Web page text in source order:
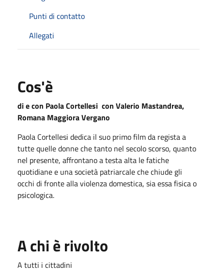
Punti di contatto
Allegati
Cos'è
di e con Paola Cortellesi con Valerio Mastandrea,
Romana Maggiora Vergano
Paola Cortellesi dedica il suo primo film da regista a
tutte quelle donne che tanto nel secolo scorso, quanto
nel presente, affrontano a testa alta le fatiche
quotidiane e una società patriarcale che chiude gli
occhi di fronte alla violenza domestica, sia essa fisica o
psicologica.
A chi è rivolto
A tutti i cittadini